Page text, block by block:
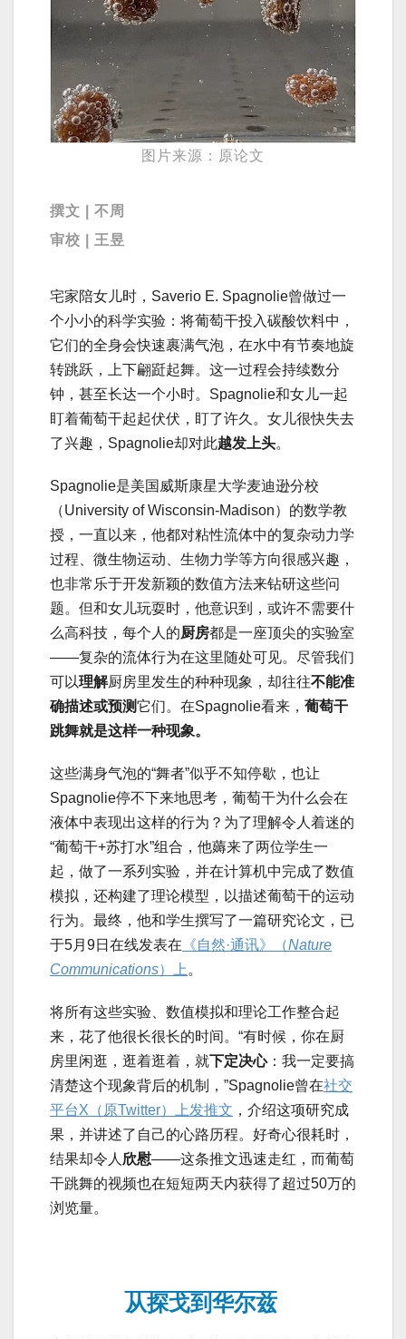
图片来源：原论文
撰文 | 不周
审校 | 王昱
宅家陪女儿时，Saverio E. Spagnolie曾做过一
个小小的科学实验：将葡萄干投入碳酸饮料中，
它们的全身会快速裹满气泡，在水中有节奏地旋
转跳跃，上下翩跹起舞。这一过程会持续数分
钟，甚至长达一个小时。Spagnolie和女儿一起
盯着葡萄干起起伏伏，盯了许久。女儿很快失去
了兴趣，Spagnolie却对此越发上头。
Spagnolie是美国威斯康星大学麦迪逊分校
（University of Wisconsin-Madison）的数学教
授，一直以来，他都对粘性流体中的复杂动力学
过程、微生物运动、生物力学等方向很感兴趣，
也非常乐于开发新颖的数值方法来钻研这些问
题。但和女儿玩耍时，他意识到，或许不需要什
么高科技，每个人的厨房都是一座顶尖的实验室
——复杂的流体行为在这里随处可见。尽管我们
可以理解厨房里发生的种种现象，却往往不能准
确描述或预测它们。在Spagnolie看来， 葡萄干
跳舞就是这样一种现象。
这些满身气泡的“舞者”似乎不知停歇，也让
Spagnolie停不下来地思考，葡萄干为什么会在
液体中表现出这样的行为？为了理解令人着迷的
“葡萄干+苏打水”组合，他薅来了两位学生一
起，做了一系列实验，并在计算机中完成了数值
模拟，还构建了理论模型，以描述葡萄干的运动
行为。最终，他和学生撰写了一篇研究论文，已
于5月9日在线发表在 《自然·通讯》（Nature
Communications）上 。
将所有这些实验、数值模拟和理论工作整合起
来，花了他很长很长的时间。“有时候，你在厨
房里闲逛，逛着逛着，就下定决心：我一定要搞
清楚这个现象背后的机制，”Spagnolie曾在社交
平台X（原Twitter）上发推文 ，介绍这项研究成
果，并讲述了自己的心路历程。好奇心很耗时，
结果却令人 欣慰——这条推文迅速走红，而葡萄
干跳舞的视频也在短短两天内获得了超过50万的
浏览量。
从探戈到华尔兹